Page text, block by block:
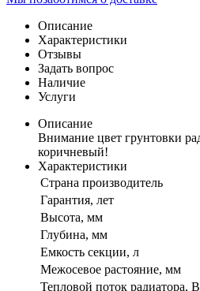
Описание
Характеристики
Отзывы
Задать вопрос
Наличие
Услуги
Описание
Внимание цвет грунтовки
коричневый!
Характеристики
Страна производитель
Гарантия, лет
Высота, мм
Глубина, мм
Емкость секции, л
Межосевое растояние, мм
Тепловой поток радиатора,